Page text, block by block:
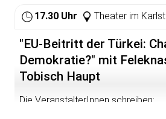
17.30 Uhr Theater im
"EU-Beitritt der Türkei:
Demokratie?" mit
Tobisch Haupt
Die VeranstalterInnen schreiben: